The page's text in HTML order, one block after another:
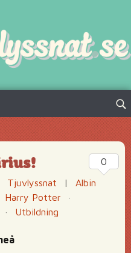
Sök
Tjuvlyssnat |
Albin
Harry Potter
·
· Utbildning
0